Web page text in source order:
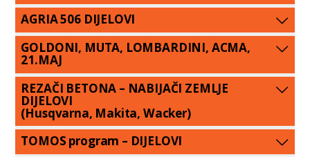
AGRIA 506 DIJELOVI
GOLDONI, MUTA, LOMBARDINI, ACMA,
21.MAJ
REZAČI BETONA – NABIJAČI ZEMLJE
DIJELOVI
(Husqvarna, Makita, Wacker)
TOMOS program – DIJELOVI